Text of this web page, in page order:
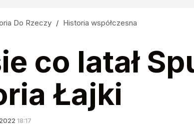
Do Rzeczy / Historia współczesna
co latał
Łajki
2022 18:17